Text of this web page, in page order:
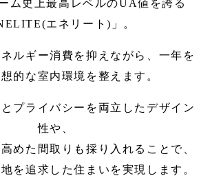
ム史上最高レベルのUA値を誇る
エネリート)」。
ルギー消費を抑えながら、一年を
的な室内環境を整えます。
プライバシーを両立したデザイン
性や、
めた間取りも採り入れることで、
を追求した住まいを実現します。